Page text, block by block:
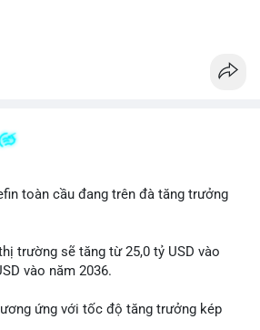
toàn cầu đang trên đà tăng trưởng
trường sẽ tăng từ 25,0 tỷ USD vào
vào năm 2036.
ứng với tốc độ tăng trưởng kép